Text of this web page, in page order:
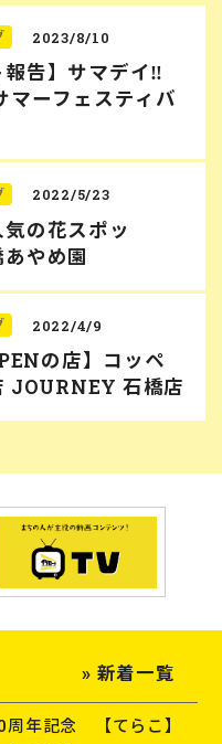
2023/8/10
報告】サマデイ‼︎
マーフェスティバ
2022/5/23
気の花スポッ
あやめ園
2022/4/9
の店】コッペ
JOURNEY 石橋店
» 新着一覧
周年記念 【てらこ】